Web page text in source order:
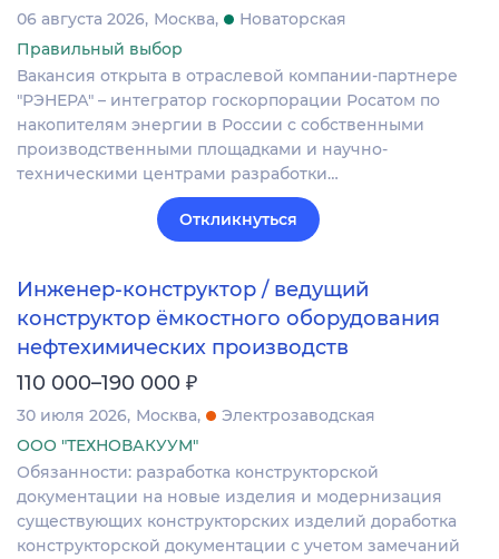
06 августа 2026 Москва
Новаторская
Правильный выбор
Вакансия открыта в отраслевой компании-партнере
"РЭНЕРА" – интегратор госкорпорации Росатом по
накопителям энергии в России с собственными
производственными площадками и научно-
техническими центрами разработки…
Откликнуться
Инженер-конструктор / ведущий
конструктор ёмкостного оборудования
нефтехимических производств
110 000–190 000 ₽
30 июля 2026 Москва
Электрозаводская
ООО "ТЕХНОВАКУУМ"
Обязанности: разработка конструкторской
документации на новые изделия и модернизация
существующих конструкторских изделий доработка
конструкторской документации с учетом замечаний